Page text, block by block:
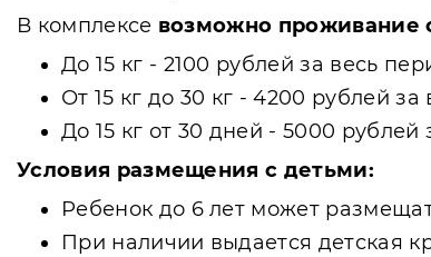
В комплексе возможно
До 15 кг - 2100 рублей за весь
От 15 кг до 30 кг - 4200 рублей
До 15 кг от 30 дней - 5000
Условия размещения с детьми:
Ребенок до 6 лет может
При наличии выдается детская